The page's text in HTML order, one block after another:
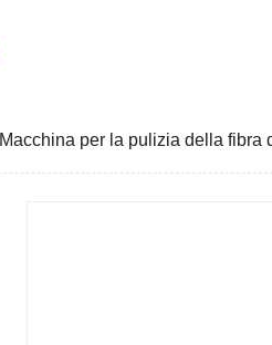
Macchina per la pulizia della fibra